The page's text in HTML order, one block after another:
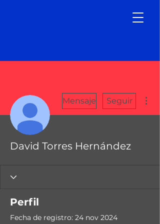
Mensaje Seguir
David Torres Hernández
Perfil
Fecha de registro: 24 nov 2024